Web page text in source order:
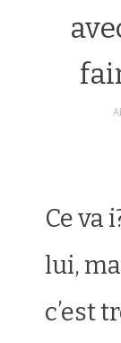
Ce va
lui,
c’est